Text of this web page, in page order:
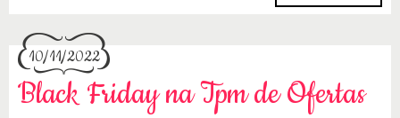
10/11/2022
Black Friday na Tpm de Ofertas